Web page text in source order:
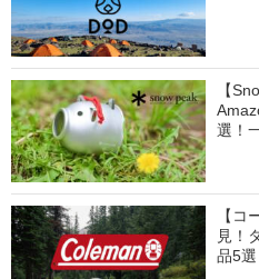
【
選！
【コ
見！
品5選